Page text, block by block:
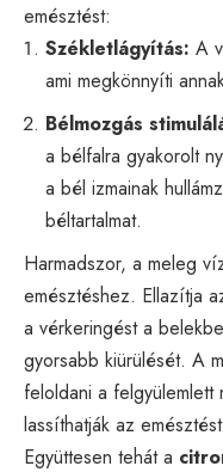
emésztést:
Székletlágyítás: A
ami megkönnyíti
Bélmozgás
a bélfalra gyakorolt
a bél izmainak
béltartalmat.
Harmadszor, a meleg
emésztéshez. Ellazítja
a vérkeringést a
gyorsabb kiürülését. A
feloldani a felgyülemlett
lassíthatják az
Együttesen tehát a